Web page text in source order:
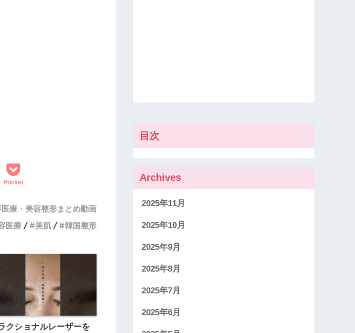
Pocket
医療・美容整形まとめ動画
医療 美肌 韓国整形
クショナルレーザーを
目次
Archives
2025年11月
2025年10月
2025年9月
2025年8月
2025年7月
2025年6月